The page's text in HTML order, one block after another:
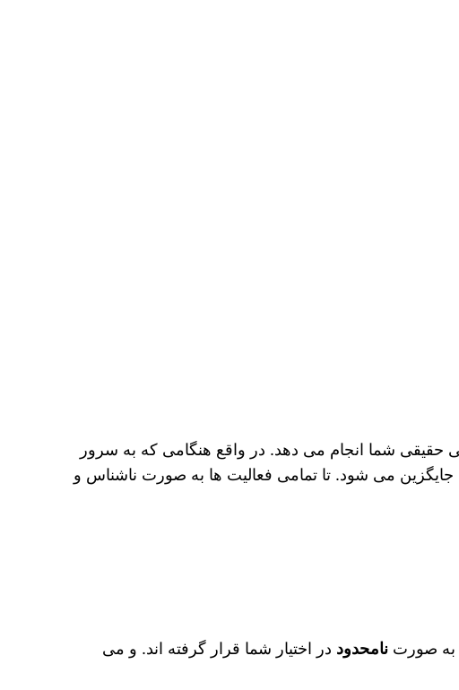
حقیقی شما انجام می‌ دهد. در واقع هنگامی که به سرور
جایگزین می‌ شود. تا تمامی فعالیت‌ ها به صورت ناشناس و
به صورتنامحدود در اختیار شما قرار گرفته اند. و می‌